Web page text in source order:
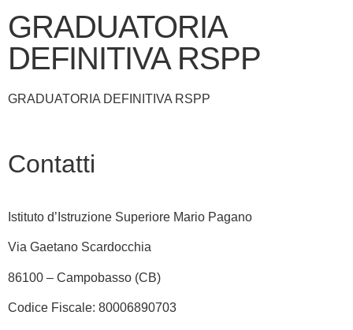
GRADUATORIA
DEFINITIVA RSPP
GRADUATORIA DEFINITIVA RSPP
Contatti
Istituto d’Istruzione Superiore Mario Pagano
Via Gaetano Scardocchia
86100 – Campobasso (CB)
Codice Fiscale: 80006890703